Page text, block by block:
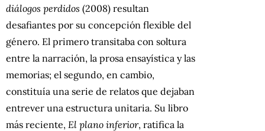
diálogos perdidos (2008) resultan
desafiantes por su concepción flexible del
género. El primero transitaba con soltura
entre la narración, la prosa ensayística y las
memorias; el segundo, en cambio,
constituía una serie de relatos que dejaban
entrever una estructura unitaria. Su libro
más reciente, El plano inferior, ratifica la